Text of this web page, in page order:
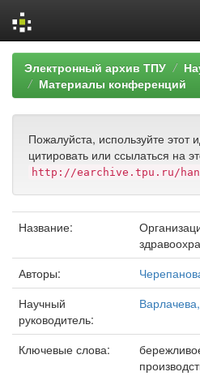
Skip
navigation
Электронный архив ТПУ
Материалы конференций
Пожалуйста, используйте этот
цитировать или ссылаться на
http://earchive.tpu.ru/
Название:
Авторы:
Научный
руководитель:
Ключевые слова: